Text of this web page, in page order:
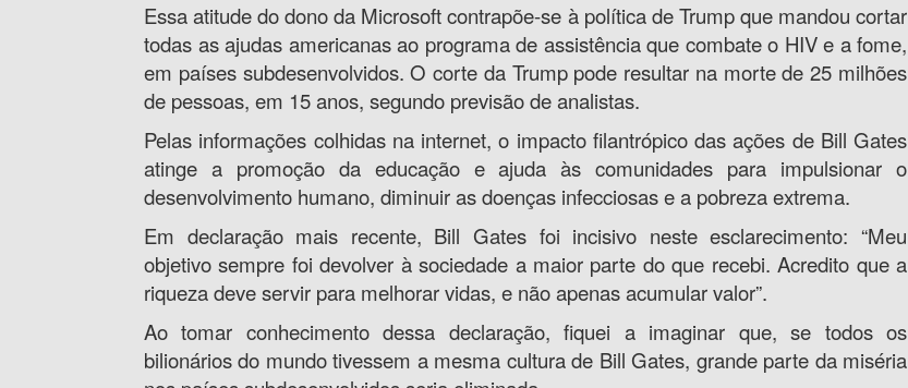
Essa atitude do dono da Microsoft contrapõe-se à política de Trump que mandou cortar
todas as ajudas americanas ao programa de assistência que combate o HIV e a fome,
em países subdesenvolvidos. O corte da Trump pode resultar na morte de 25 milhões
de pessoas, em 15 anos, segundo previsão de analistas.
Pelas informações colhidas na internet, o impacto filantrópico das ações de Bill Gates
atinge a promoção da educação e ajuda às comunidades para impulsionar o
desenvolvimento humano, diminuir as doenças infecciosas e a pobreza extrema.
Em declaração mais recente, Bill Gates foi incisivo neste esclarecimento: “Meu
objetivo sempre foi devolver à sociedade a maior parte do que recebi. Acredito que a
riqueza deve servir para melhorar vidas, e não apenas acumular valor”.
Ao tomar conhecimento dessa declaração, fiquei a imaginar que, se todos os
bilionários do mundo tivessem a mesma cultura de Bill Gates, grande parte da miséria